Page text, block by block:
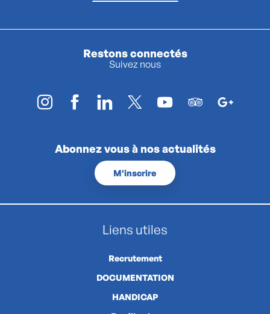
Restons connectés
Suivez nous
Abonnez vous à nos actualités
M'inscrire
Liens utiles
Recrutement
DOCUMENTATION
HANDICAP